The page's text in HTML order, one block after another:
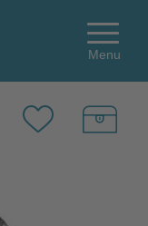
Menu